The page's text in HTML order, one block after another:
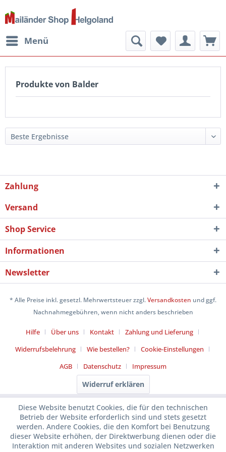
Menü
Produkte von Balder
Zahlung
Versand
Shop Service
Informationen
Newsletter
* Alle Preise inkl. gesetzl. Mehrwertsteuer zzgl.Versandkosten und ggf.
Nachnahmegebühren, wenn nicht anders beschrieben
Hilfe Über uns Kontakt
Zahlung und Lieferung
Widerrufsbelehrung
Wie bestellen?
Cookie-Einstellungen
AGB
Datenschutz Impressum
Widerruf erklären
Diese Website benutzt Cookies, die für den technischen
Betrieb der Website erforderlich sind und stets gesetzt
werden. Andere Cookies, die den Komfort bei Benutzung
dieser Website erhöhen, der Direktwerbung dienen oder die
Interaktion mit anderen Websites und sozialen Netzwerken